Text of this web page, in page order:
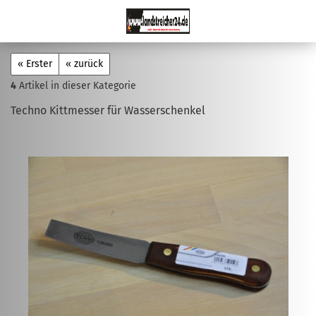
« Erster
« zurück
4 Artikel in dieser Kategorie
Techno Kittmesser für Wasserschenkel